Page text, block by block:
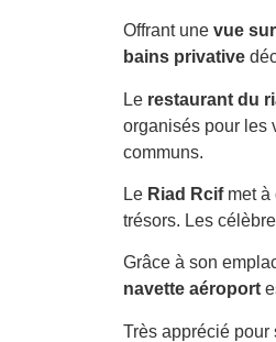
Offrant une vue
bains privative
Le restaurant du
organisés pour les
communs.
Le Riad Rcifmet à
trésors. Les
Grâce à son
navette aéroport
Très apprécié